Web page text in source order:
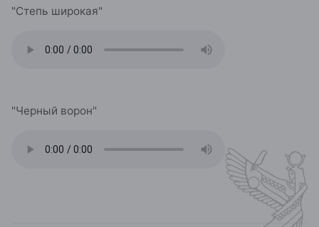
"Степь широкая"
"Черный ворон"